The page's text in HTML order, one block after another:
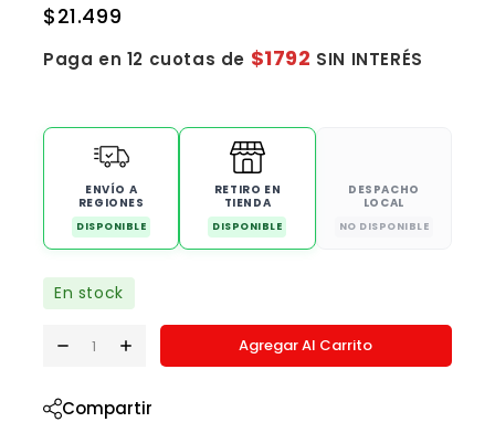
$21.499
Paga en 12 cuotas de $1792 SIN INTERÉS
ENVÍO A
REGIONES
DISPONIBLE
RETIRO EN
TIENDA
DISPONIBLE
DESPACHO
LOCAL
NO DISPONIBLE
En stock
Agregar Al Carrito
Compartir